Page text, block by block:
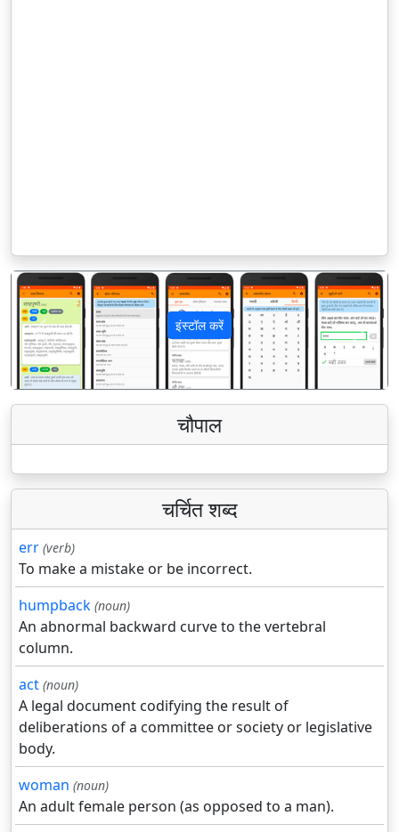
इंस्टॉल करें
पिछला अगला
चौपाल
चर्चित शब्द
err (verb)
To make a mistake or be incorrect.
humpback (noun)
An abnormal backward curve to the vertebral
column.
act (noun)
A legal document codifying the result of
deliberations of a committee or society or legislative
body.
woman (noun)
An adult female person (as opposed to a man).